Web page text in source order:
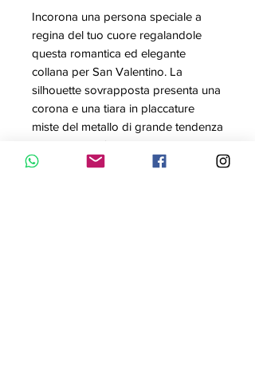
Incorona una persona speciale a
regina del tuo cuore regalandole
questa romantica ed elegante
collana per San Valentino. La
silhouette sovrapposta presenta una
corona e una tiara in placcature
miste del metallo di grande tendenza
e una nota di femminile color rosa,
grazie a un cuore di cristallo. Un